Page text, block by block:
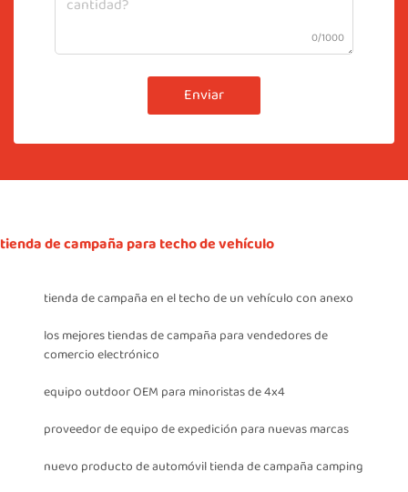
0/1000
Enviar
tienda de campaña para techo de vehículo
tienda de campaña en el techo de un vehículo con anexo
los mejores tiendas de campaña para vendedores de
comercio electrónico
equipo outdoor OEM para minoristas de 4x4
proveedor de equipo de expedición para nuevas marcas
nuevo producto de automóvil tienda de campaña camping